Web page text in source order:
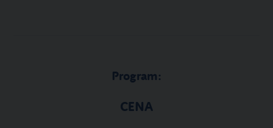
Program:
CENA